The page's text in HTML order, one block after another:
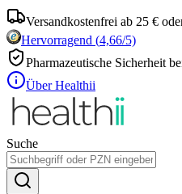
Versandkostenfrei ab 25 €
Hervorragend (4,66/5)
Pharmazeutische Sicherheit
Über Healthii
Suche